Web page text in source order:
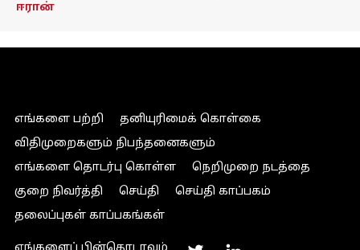
ஈரான்
எங்களை பற்றி
தனியுரிமைக் கொள்கை
விதிமுறைகளும் நிபந்தனைகளும்
எங்களை தொடர்பு கொள்ள
நெறிமுறை நடத்தை
குறை நிவர்த்தி
செய்தி
செய்தி காப்பகம்
தலைப்புகள் காப்பகங்கள்